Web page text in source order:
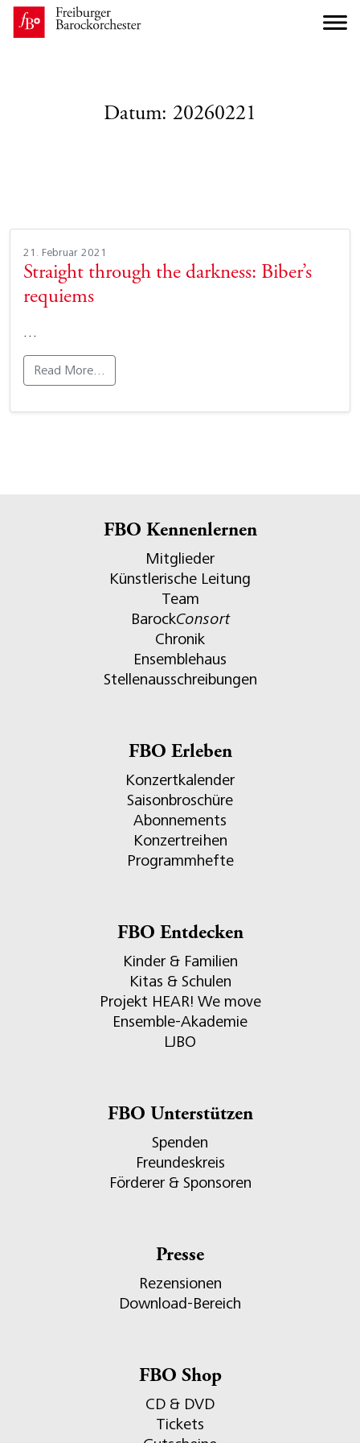
Datum: 20260221
21. Februar 2021
Straight through the darkness: Biber’s
requiems
…
Read More…
FBO Kennenlernen
Mitglieder
Künstlerische Leitung
Team
BarockConsort
Chronik
Ensemblehaus
Stellenausschreibungen
FBO Erleben
Konzertkalender
Saisonbroschüre
Abonnements
Konzertreihen
Programmhefte
FBO Entdecken
Kinder & Familien
Kitas & Schulen
Projekt HEAR! We move
Ensemble-Akademie
LJBO
FBO Unterstützen
Spenden
Freundeskreis
Förderer & Sponsoren
Presse
Rezensionen
Download-Bereich
FBO Shop
CD & DVD
Tickets